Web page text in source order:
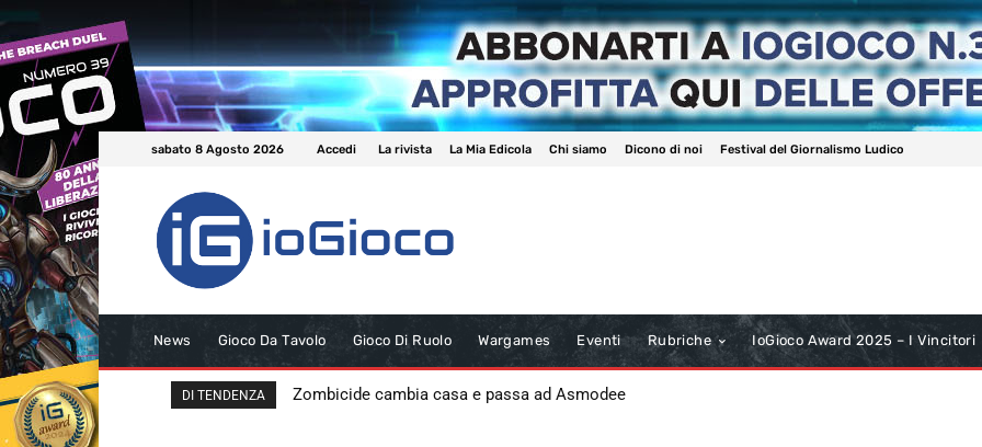
sabato 8 Agosto 2026 Accedi La rivista La Mia Edicola Chi siamo Dicono di noi Festival del Giornalismo Ludico
News Gioco Da Tavolo Gioco Di Ruolo Wargames Eventi Rubriche IoGioco Award 2025 – I Vincitori
DI TENDENZA Zombicide cambia casa e passa ad Asmodee